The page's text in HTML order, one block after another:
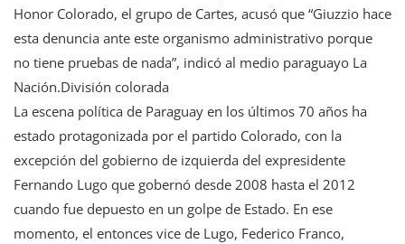
Honor Colorado, el grupo de Cartes, acusó que “Giuzzio hace
esta denuncia ante este organismo administrativo porque
no tiene pruebas de nada”, indicó al medio paraguayo La
Nación.División colorada
La escena política de Paraguay en los últimos 70 años ha
estado protagonizada por el partido Colorado, con la
excepción del gobierno de izquierda del expresidente
Fernando Lugo que gobernó desde 2008 hasta el 2012
cuando fue depuesto en un golpe de Estado. En ese
momento, el entonces vice de Lugo, Federico Franco,